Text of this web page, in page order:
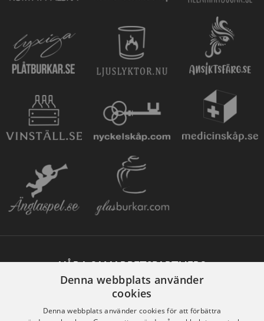
VÅRA SAMARBETSPARTNERS
Denna webbplats använder
cookies
Denna webbplats använder cookies för att förbättra